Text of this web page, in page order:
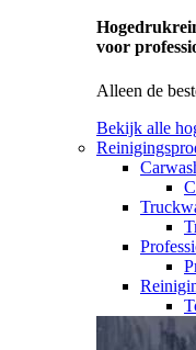
voor
Alleen de
Bekijk alle